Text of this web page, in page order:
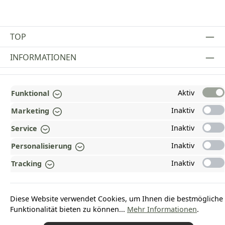
TOP
Vertrag widerrufen
INFORMATIONEN
GESETZLICHE INFORMATIONEN
ZAHLUNGS- UND VERSANDARTEN
AUSGEZEICHNET UND ZERTIFIZIERT!
WARUM HEAD-SHOP.DE?
UNSERE COMMUNITIES
Funktional
Aktiv
Marketing
Inaktiv
Service
Inaktiv
Personalisierung
Inaktiv
Tracking
Inaktiv
Diese Website verwendet Cookies, um Ihnen die bestmögliche
Funktionalität bieten zu können... Mehr Informationen.